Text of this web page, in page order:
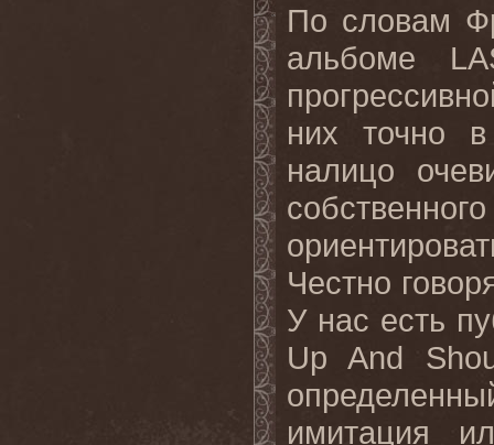
По словам
альбоме
них точно
налицо
Честно
У нас есть
Up And
имитация